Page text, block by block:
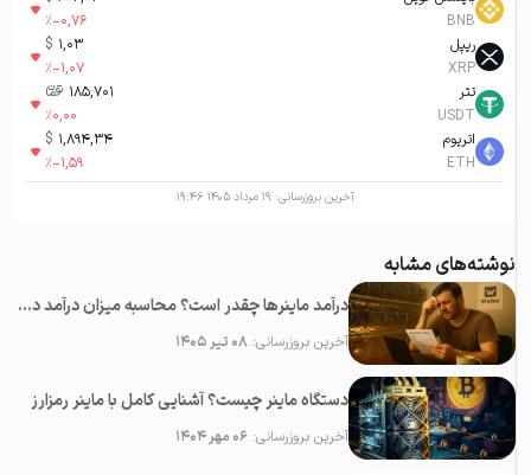
BNB
%-0,76
ریپل
XRP
1,03
$
%-1,07
تتر
USDT
185,701 تومان-ء
%0,00
اتریوم
ETH
1,894,34
$
%-1,59
آخرین بروزرسانی: ۱۹ مرداد ۱۴۰۵ ۱۹:۴۶
نوشته‌های مشابه
درآمد ماینرها چقدر است؟ محاسبه میزان درآمد دستگاه ماینینگ ارزهای دیجیتال
آخرین بروزرسانی:۰۸ تیر ۱۴۰۵
دستگاه ماینر چیست؟ آشنایی کامل با ماینر رمزارز
آخرین بروزرسانی: ۰۶ مهر ۱۴۰۴